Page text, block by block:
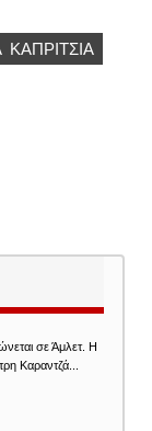
ΚΑΠΡΙΤΣΙΑ
σε Άμλετ. Η
Καραντζά...